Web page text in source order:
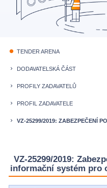
fiber_manual_record TENDER ARENA
keyboard_arrow_right DODAVATELSKÁ ČÁST
keyboard_arrow_right PROFILY ZADAVATELŮ
keyboard_arrow_right PROFIL ZADAVATELE
keyboard_arrow_right VZ-25299/2019: ZABEZPEČENÍ
VZ-25299/2019:
informační systém pro